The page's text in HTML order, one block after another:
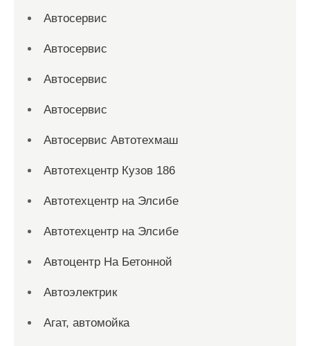
Автосервис
Автосервис
Автосервис
Автосервис
Автосервис Автотехмаш
Автотехцентр Кузов 186
Автотехцентр на Элсибе
Автотехцентр на Элсибе
Автоцентр На Бетонной
Автоэлектрик
Агат, автомойка